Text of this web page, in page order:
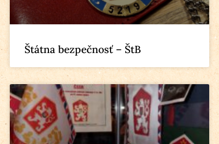
Štátna bezpečnosť – ŠtB